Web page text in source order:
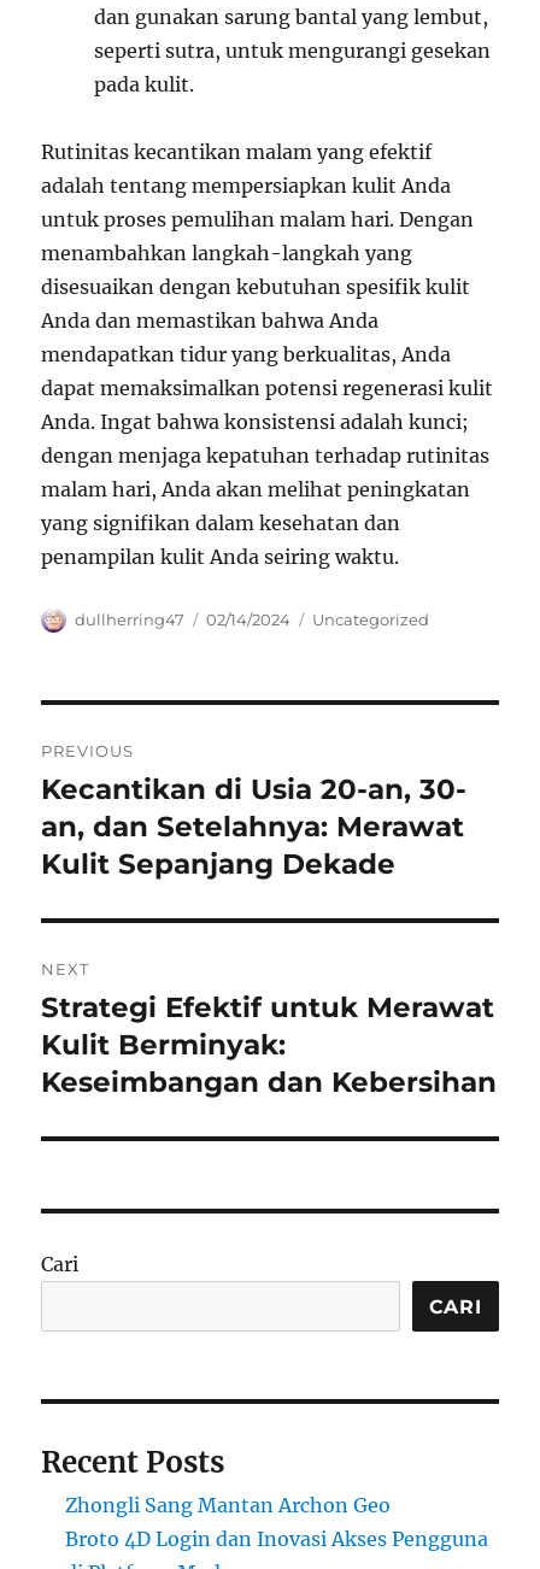
dan gunakan sarung bantal yang lembut,
seperti sutra, untuk mengurangi gesekan
pada kulit.
Rutinitas kecantikan malam yang efektif
adalah tentang mempersiapkan kulit Anda
untuk proses pemulihan malam hari. Dengan
menambahkan langkah-langkah yang
disesuaikan dengan kebutuhan spesifik kulit
Anda dan memastikan bahwa Anda
mendapatkan tidur yang berkualitas, Anda
dapat memaksimalkan potensi regenerasi kulit
Anda. Ingat bahwa konsistensi adalah kunci;
dengan menjaga kepatuhan terhadap rutinitas
malam hari, Anda akan melihat peningkatan
yang signifikan dalam kesehatan dan
penampilan kulit Anda seiring waktu.
Author
dullherring47
Posted
02/14/2024 Categories
Uncategorized
pos
PREVIOUS
Previous
post:
Kecantikan di Usia 20-an, 30-
an, dan Setelahnya: Merawat
Kulit Sepanjang Dekade
NEXT
Next
post:
Strategi Efektif untuk Merawat
Kulit Berminyak:
Keseimbangan dan Kebersihan
Cari
CARI
Recent Posts
Zhongli Sang Mantan Archon Geo
Broto 4D Login dan Inovasi Akses Pengguna